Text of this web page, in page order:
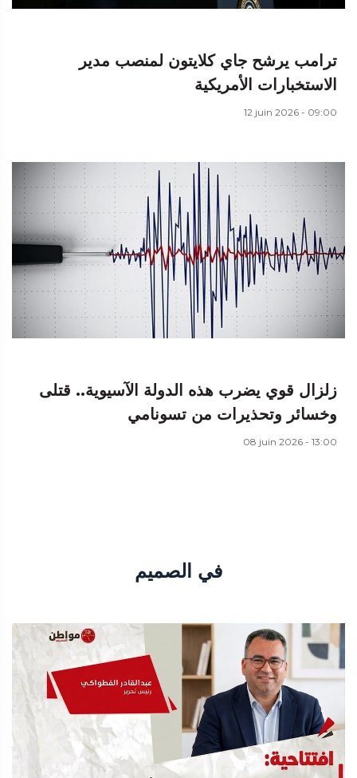
ترامب يرشح جاي كلايتون لمنصب مدير
الاستخبارات الأمريكية
12 juin 2026 - 09:00
زلزال قوي يضرب هذه الدولة الآسيوية.. قتلى
وخسائر وتحذيرات من تسونامي
08 juin 2026 - 13:00
في الصميم